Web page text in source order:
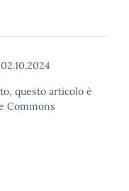
02.10.2024
questo articolo è
Commons